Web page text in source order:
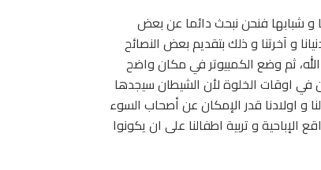
و شبابها فنحن نبحث دائما عن بعض
و آخرتنا و ذلك بتقديم بعض النصائح
الله، ثم وضع الكمبيوتر في مكان واضح
في اوقات الخلوة لأن الشيطان سيجدها
و اولادنا قدر الإمكان عن أصحاب السوء
و تربية اطفالنا على ان يكونوا